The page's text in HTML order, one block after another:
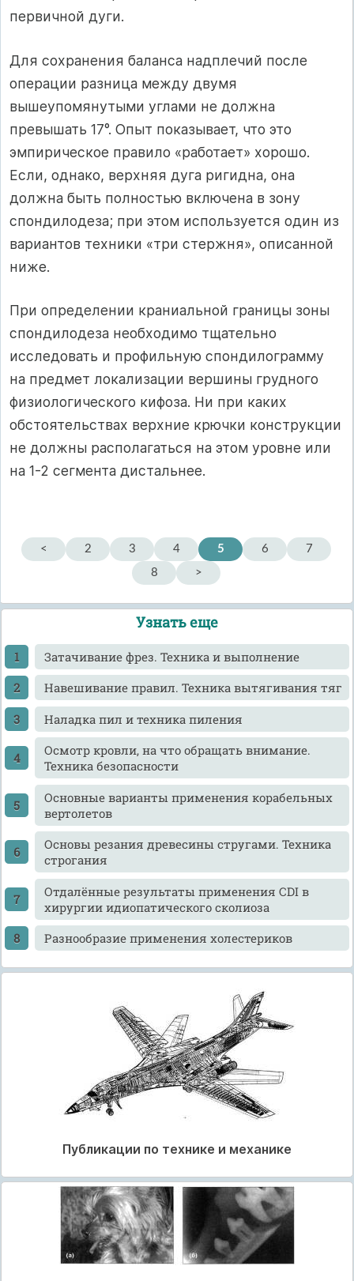
первичной дуги.
Для сохранения баланса надплечий после
операции разница между двумя
вышеупомянутыми углами не должна
превышать 17°. Опыт показывает, что это
эмпирическое правило «работает» хорошо.
Если, однако, верхняя дуга ригидна, она
должна быть полностью включена в зону
спондилодеза; при этом используется один из
вариантов техники «три стержня», описанной
ниже.
При определении краниальной границы зоны
спондилодеза необходимо тщательно
исследовать и профильную спондилограмму
на предмет локализации вершины грудного
физиологического кифоза. Ни при каких
обстоятельствах верхние крючки конструкции
не должны располагаться на этом уровне или
на 1-2 сегмента дистальнее.
< 2 3 4 5 6
7
8
>
Узнать еще
Затачивание фрез. Техника и выполнение
Навешивание правил. Техника вытягивания тяг
Наладка пил и техника пиления
Осмотр кровли, на что обращать внимание.
Техника безопасности
Основные варианты применения корабельных
вертолетов
Основы резания древесины стругами. Техника
строгания
Отдалённые результаты применения CDI в
хирургии идиопатического сколиоза
Разнообразие применения холестериков
Публикации по технике и механике